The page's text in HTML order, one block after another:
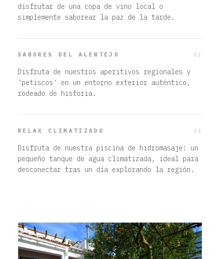
disfrutar de una copa de vino local o
simplemente saborear la paz de la tarde.
SABORES DEL ALENTEJO 02
Disfruta de nuestros aperitivos regionales y
'petiscos' en un entorno exterior auténtico,
rodeado de historia.
RELAX CLIMATIZADO 03
Disfruta de nuestra piscina de hidromasaje: un
pequeño tanque de agua climatizada, ideal para
desconectar tras un día explorando la región.